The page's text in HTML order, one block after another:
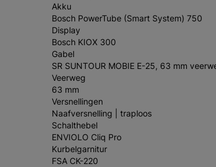
Akku
Bosch PowerTube (Smart System) 750
Display
Bosch KIOX 300
Gabel
SR SUNTOUR MOBIE E-25, 63 mm
Veerweg
63 mm
Versnellingen
Naafversnelling | traploos
Schalthebel
ENVIOLO Cliq Pro
Kurbelgarnitur
FSA CK-220